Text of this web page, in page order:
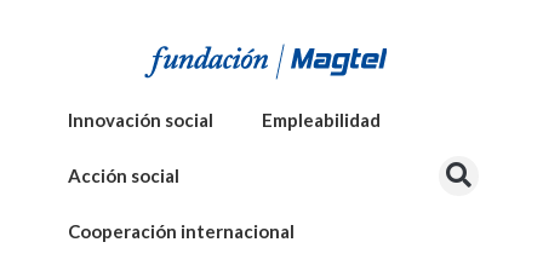
Innovación social Empleabilidad
Acción social
Cooperación internacional